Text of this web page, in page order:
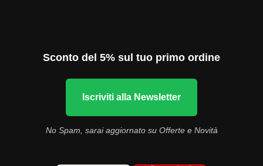
Sconto del 5% sul tuo primo ordine
Iscriviti alla Newsletter
No Spam, sarai aggiornato su Offerte e Novità